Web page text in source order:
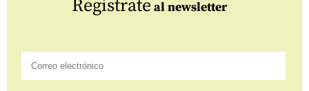
Regístrate al newsletter